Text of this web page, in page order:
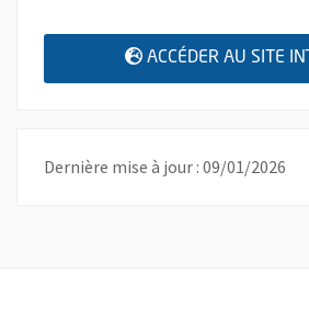
ACCÉDER AU SITE
Dernière mise à jour : 09/01/2026